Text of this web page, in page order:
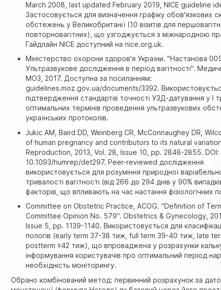
March 2008, last updated February 2019, NICE guideline
Застосовується для визначення графіку обов'язкових
обстежень у Великобританії (10 візитів для
повторновагітних), що узгоджується з міжнародною
Гайдлайн NICE доступний на nice.org.uk.
Міністерство охорони здоров'я України. "Настанова
Ультразвукове дослідження в період вагітності".
МОЗ, 2017. Доступна за посиланням:
guidelines.moz.gov.ua/documents/3392.
підтвердження стандартів точності УЗД-датування у I
оптимальних термінів проведення ультразвукових
українських протоколів.
Jukic AM, Baird DD, Weinberg CR, McConnaughey DR,
of human pregnancy and contributors to its natural
Reproduction, 2013, Vol. 28, Issue 10, pp. 2848-2855. DOI:
10.1093/humrep/det297. Peer-reviewed дослідження
використовується для розуміння природної
тривалості вагітності (від 266 до 294 днів у 90%
факторів, що впливають на час настання фізіологічних
Committee on Obstetric Practice, ACOG. "Definition of
Committee Opinion No. 579". Obstetrics & Gynecology,
Issue 5, pp. 1139-1140. Використовується для
пологів (early term 37-38 тиж, full term 39-40 тиж, late
postterm ≥42 тиж), що впроваджена у розрахунки
інформування користувачів про оптимальний період
необхідність моніторингу.
Обрано комбінований метод: первинний розрахунок за